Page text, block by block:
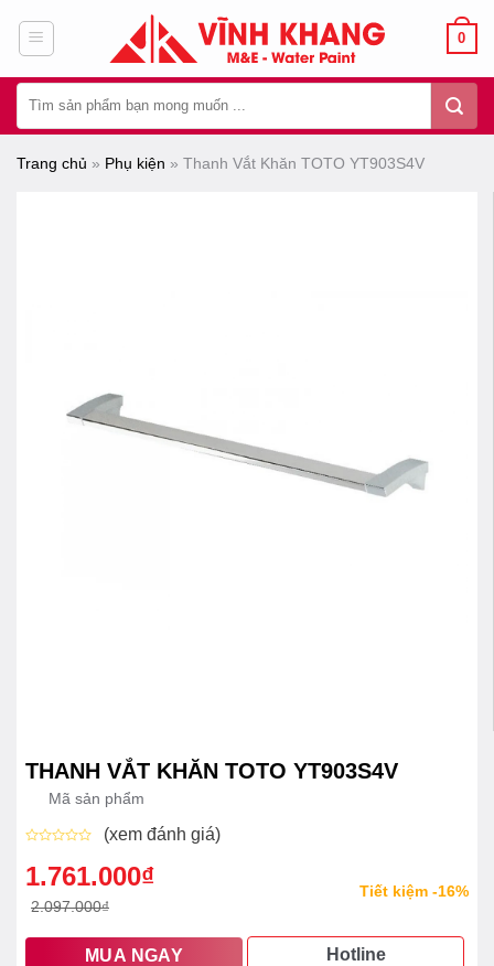
dung
0
kiếm:
Trang chủ » Phụ kiện » Thanh Vắt Khăn TOTO YT903S4V
THANH VẮT KHĂN TOTO YT903S4V
Mã sản phẩm
xếp
hạng
5
(xem đánh giá)
2.097.000₫
Giá
gốc
2.097.000₫.
1.761.000₫
Giá
hiện
Tiết kiệm -16%
MUA NGAY Hotline